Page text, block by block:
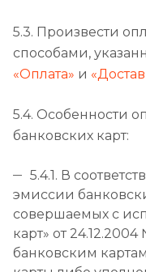
5.3. Произвести
способами,
«Оплата» и
5.4. Особенности
банковских карт:
5.4.1. В
эмиссии
совершаемых с
карт» от
банковским